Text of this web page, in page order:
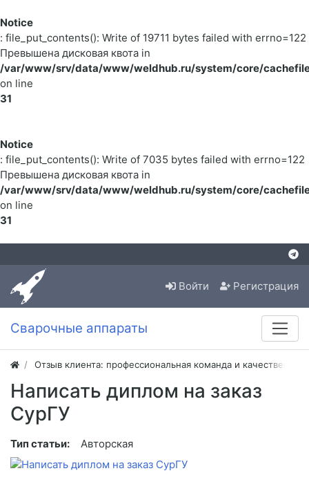
Notice
: file_put_contents(): Write of 19711 bytes failed with errno=122
Превышена дисковая квота in
/var/www/srv/data/www/weldhub.ru/system/core/
on line
31
Notice
: file_put_contents(): Write of 7035 bytes failed with errno=122
Превышена дисковая квота in
/var/www/srv/data/www/weldhub.ru/system/core/
on line
31
Войти Регистрация
Сварочные аппараты
Отзыв клиента: профессиональная команда и
Написать диплом на заказ
СурГУ
Тип статьи: Авторская